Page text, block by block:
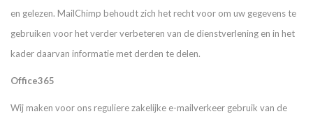
en gelezen. MailChimp behoudt zich het recht voor om uw gegevens te
gebruiken voor het verder verbeteren van de dienstverlening en in het
kader daarvan informatie met derden te delen.
Office365
Wij maken voor ons reguliere zakelijke e-mailverkeer gebruik van de